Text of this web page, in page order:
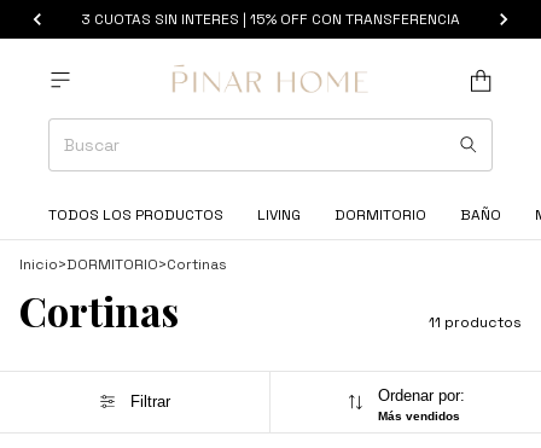
3 CUOTAS SIN INTERES | 15% OFF CON TRANSFERENCIA
TODOS LOS PRODUCTOS LIVING DORMITORIO BAÑO
Inicio>DORMITORIO>Cortinas
Cortinas 11 productos
Filtrar Ordenar por:
Más vendidos